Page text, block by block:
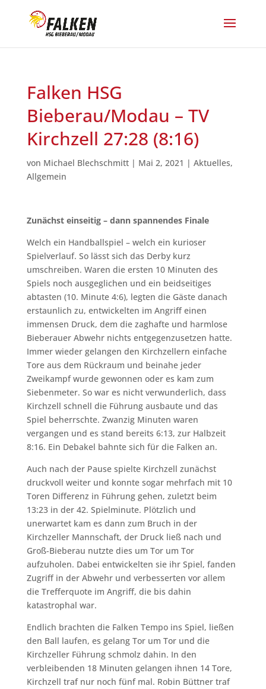
Falken HSG
Bieberau/Modau – TV
Kirchzell 27:28 (8:16)
von Michael Blechschmitt| Mai 2, 2021 | Aktuelles,
Allgemein
Zunächst einseitig – dann spannendes Finale
Welch ein Handballspiel – welch ein kurioser
Spielverlauf. So lässt sich das Derby kurz
umschreiben. Waren die ersten 10 Minuten des
Spiels noch ausgeglichen und ein beidseitiges
abtasten (10. Minute 4:6), legten die Gäste danach
erstaunlich zu, entwickelten im Angriff einen
immensen Druck, dem die zaghafte und harmlose
Bieberauer Abwehr nichts entgegenzusetzen hatte.
Immer wieder gelangen den Kirchzellern einfache
Tore aus dem Rückraum und beinahe jeder
Zweikampf wurde gewonnen oder es kam zum
Siebenmeter. So war es nicht verwunderlich, dass
Kirchzell schnell die Führung ausbaute und das
Spiel beherrschte. Zwanzig Minuten waren
vergangen und es stand bereits 6:13, zur Halbzeit
8:16. Ein Debakel bahnte sich für die Falken an.
Auch nach der Pause spielte Kirchzell zunächst
druckvoll weiter und konnte sogar mehrfach mit 10
Toren Differenz in Führung gehen, zuletzt beim
13:23 in der 42. Spielminute. Plötzlich und
unerwartet kam es dann zum Bruch in der
Kirchzeller Mannschaft, der Druck ließ nach und
Groß-Bieberau nutzte dies um Tor um Tor
aufzuholen. Dabei entwickelten sie ihr Spiel, fanden
Zugriff in der Abwehr und verbesserten vor allem
die Trefferquote im Angriff, die bis dahin
katastrophal war.
Endlich brachten die Falken Tempo ins Spiel, ließen
den Ball laufen, es gelang Tor um Tor und die
Kirchzeller Führung schmolz dahin. In den
verbleibenden 18 Minuten gelangen ihnen 14 Tore,
Kirchzell traf nur noch fünf mal. Robin Büttner traf